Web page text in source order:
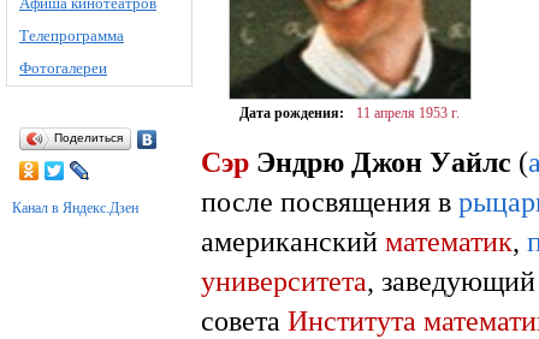
Телепрограмма
Фотогалереи
Поделиться
Канал в Яндекс.Дзен
Дата рождения: 11 апреля 1953 г.
Сэр Эндрю Джон Уайлс (
после посвящения в
американский математик,
университета, заведующий
совета Института